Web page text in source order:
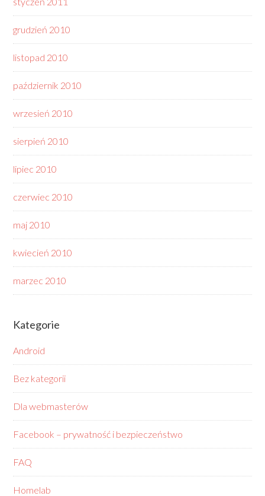
grudzień 2010
listopad 2010
październik 2010
wrzesień 2010
sierpień 2010
lipiec 2010
czerwiec 2010
maj 2010
kwiecień 2010
marzec 2010
Kategorie
Android
Bez kategorii
Dla webmasterów
Facebook – prywatność i bezpieczeństwo
FAQ
Homelab